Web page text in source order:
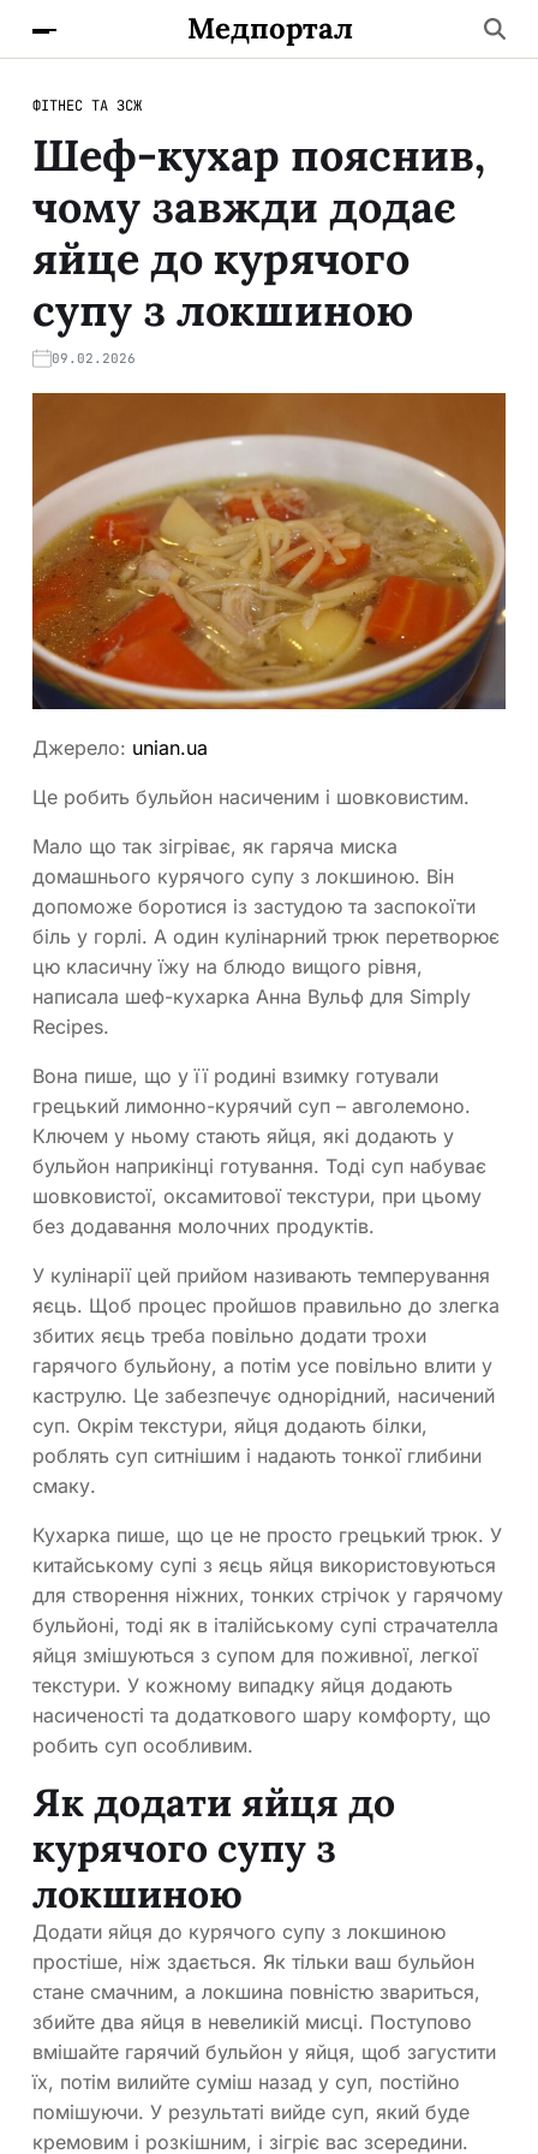
Медпортал
ФІТНЕС ТА ЗСЖ
Шеф-кухар пояснив,
чому завжди додає
яйце до курячого
супу з локшиною
09.02.2026
Джерело: unian.ua
Це робить бульйон насиченим і шовковистим.
Мало що так зігріває, як гаряча миска
домашнього курячого супу з локшиною. Він
допоможе боротися із застудою та заспокоїти
біль у горлі. А один кулінарний трюк перетворює
цю класичну їжу на блюдо вищого рівня,
написала шеф-кухарка Анна Вульф для Simply
Recipes.
Вона пише, що у її родині взимку готували
грецький лимонно-курячий суп – авголемоно.
Ключем у ньому стають яйця, які додають у
бульйон наприкінці готування. Тоді суп набуває
шовковистої, оксамитової текстури, при цьому
без додавання молочних продуктів.
У кулінарії цей прийом називають темперування
яєць. Щоб процес пройшов правильно до злегка
збитих яєць треба повільно додати трохи
гарячого бульйону, а потім усе повільно влити у
каструлю. Це забезпечує однорідний, насичений
суп. Окрім текстури, яйця додають білки,
роблять суп ситнішим і надають тонкої глибини
смаку.
Кухарка пише, що це не просто грецький трюк. У
китайському супі з яєць яйця використовуються
для створення ніжних, тонких стрічок у гарячому
бульйоні, тоді як в італійському супі страчателла
яйця змішуються з супом для поживної, легкої
текстури. У кожному випадку яйця додають
насиченості та додаткового шару комфорту, що
робить суп особливим.
Як додати яйця до
курячого супу з
локшиною
Додати яйця до курячого супу з локшиною
простіше, ніж здається. Як тільки ваш бульйон
стане смачним, а локшина повністю звариться,
збийте два яйця в невеликій мисці. Поступово
вмішайте гарячий бульйон у яйця, щоб загустити
їх, потім вилийте суміш назад у суп, постійно
помішуючи. У результаті вийде суп, який буде
кремовим і розкішним, і зігріє вас зсередини.